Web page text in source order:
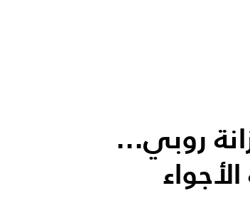
روبي...